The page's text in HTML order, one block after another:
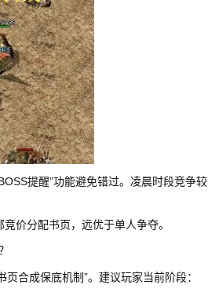
提醒”功能避免错过。凌晨时段竞争较
价分配书页，远优于单人争夺。
合成保底机制”。建议玩家当前阶段：